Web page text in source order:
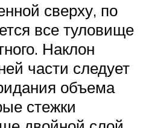
сверху, по
все туловище
Наклон
части следует
объема
стежки